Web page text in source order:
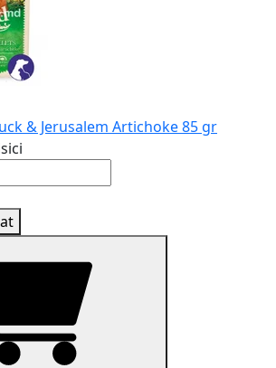
& Jerusalem Artichoke 85 gr